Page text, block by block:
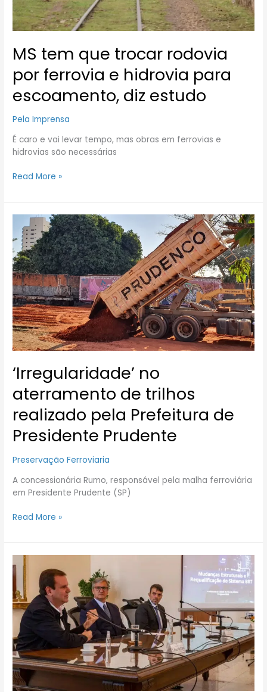
MS tem que trocar rodovia
por ferrovia e hidrovia para
escoamento, diz estudo
Pela Imprensa
É caro e vai levar tempo, mas obras em ferrovias e
hidrovias são necessárias
escoamento,
diz
estudo
Read More »
‘Irregularidade’ no
aterramento de trilhos
realizado pela Prefeitura de
Presidente Prudente
Preservação Ferroviaria
A concessionária Rumo, responsável pela malha ferroviária
em Presidente Prudente (SP)
‘Irregularidade’
no
aterramento
de
trilhos
realizado
pela
Prefeitura
de
Presidente
Prudente
Read More »
Eduardo
Paes
apresenta
plano
de
mobilidade
urbana
para
o
Tribunal
de